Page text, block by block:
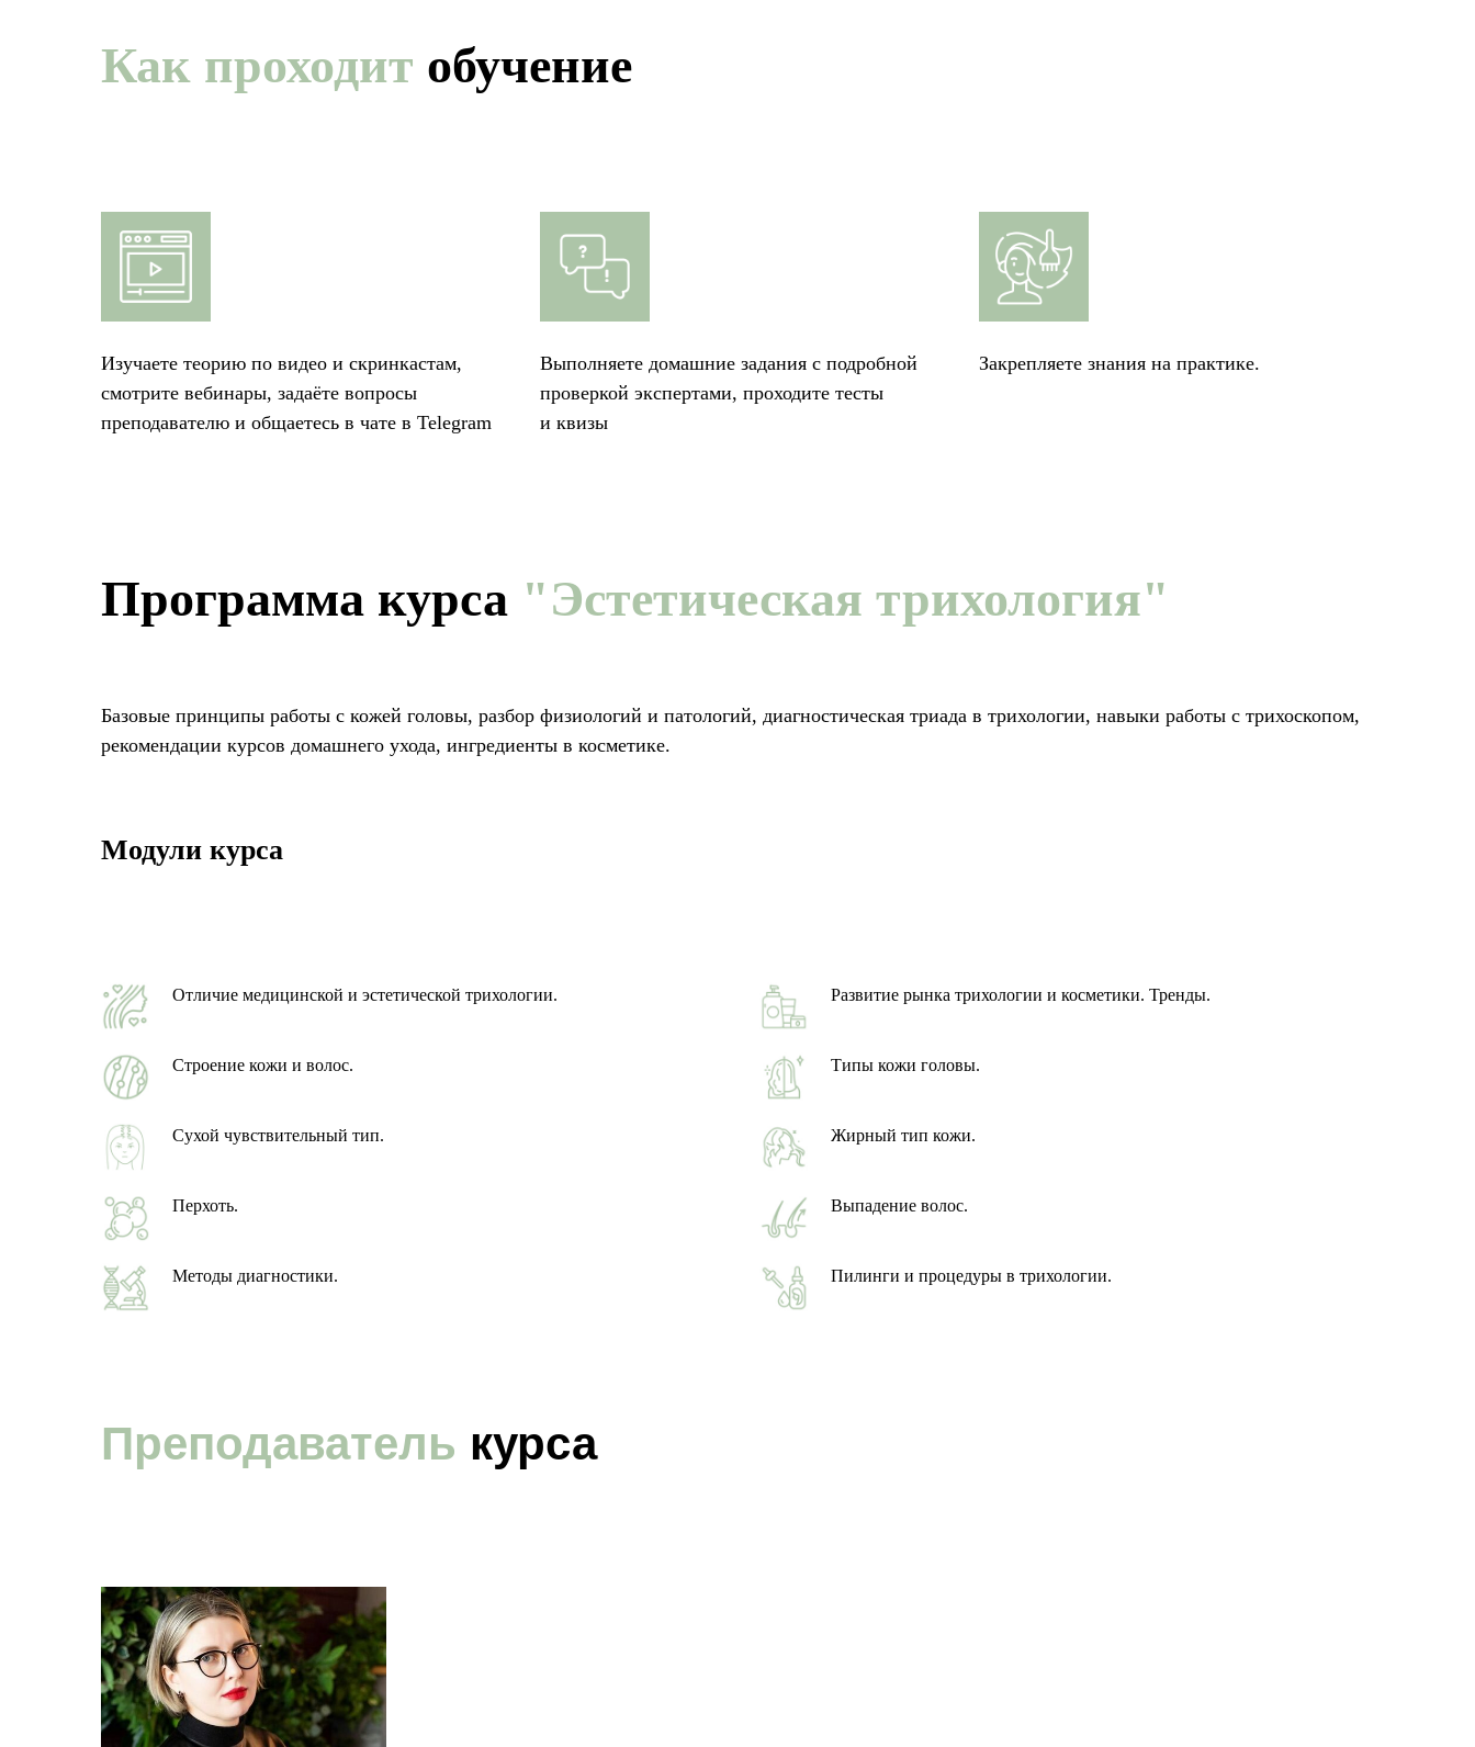
Как проходит обучение
Изучаете теорию по видео и скринкастам,
смотрите вебинары, задаёте вопросы
преподавателю и общаетесь в чате в Telegram
Выполняете домашние задания с подробной
проверкой экспертами, проходите тесты
и квизы
Закрепляете знания на практике.
Программа курса "Эстетическая трихология"
Базовые принципы работы с кожей головы, разбор физиологий и патологий, диагностическая триада в трихологии, навыки работы с трихоскопом,
рекомендации курсов домашнего ухода, ингредиенты в косметике.
Модули курса
Отличие медицинской и эстетической трихологии. Развитие рынка трихологии и косметики. Тренды.
Строение кожи и волос. Типы кожи головы.
Сухой чувствительный тип. Жирный тип кожи.
Перхоть. Выпадение волос.
Методы диагностики. Пилинги и процедуры в трихологии.
Преподаватель курса